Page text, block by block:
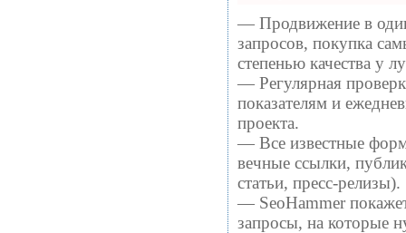
— Продвижение в
запросов, покупка
степенью качества у
— Регулярная
показателям и
проекта.
— Все известные
вечные ссылки,
статьи, пресс-релизы).
— SeoHammer
запросы, на которые